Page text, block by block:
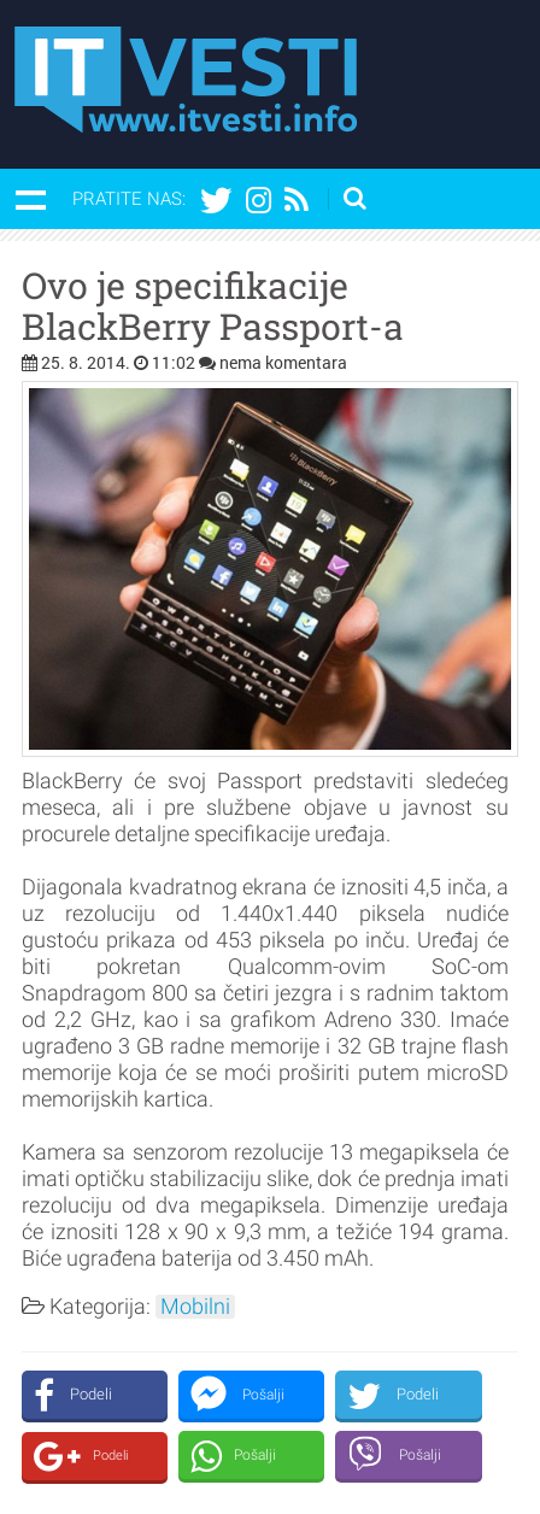
PRATITE NAS:
Ovo je specifikacije
BlackBerry Passport-a
25. 8. 2014. 11:02 nema komentara
BlackBerry će svoj Passport predstaviti sledećeg
meseca, ali i pre službene objave u javnost su
procurele detaljne specifikacije uređaja.
Dijagonala kvadratnog ekrana će iznositi 4,5 inča, a
uz rezoluciju od 1.440x1.440 piksela nudiće
gustoću prikaza od 453 piksela po inču. Uređaj će
biti pokretan Qualcomm-ovim SoC-om
Snapdragom 800 sa četiri jezgra i s radnim taktom
od 2,2 GHz, kao i sa grafikom Adreno 330. Imaće
ugrađeno 3 GB radne memorije i 32 GB trajne flash
memorije koja će se moći proširiti putem microSD
memorijskih kartica.
Kamera sa senzorom rezolucije 13 megapiksela će
imati optičku stabilizaciju slike, dok će prednja imati
rezoluciju od dva megapiksela. Dimenzije uređaja
će iznositi 128 x 90 x 9,3 mm, a težiće 194 grama.
Biće ugrađena baterija od 3.450 mAh.
Kategorija: Mobilni
Podeli Pošalji Podeli
Podeli Pošalji Pošalji